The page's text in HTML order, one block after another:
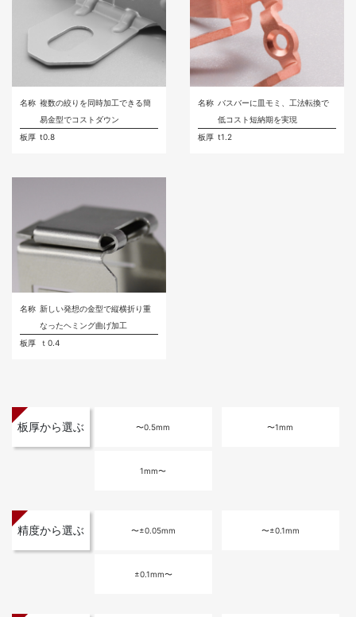
名称 複数の絞りを同時加工できる簡
易金型でコストダウン
板厚 t0.8
名称 バスバーに皿モミ、工法転換で
低コスト短納期を実現
板厚 t1.2
名称 新しい発想の金型で縦横折り重
なったヘミング曲げ加工
板厚
ｔ0.4
板厚から選ぶ 〜0.5mm 〜1mm
1mm〜
精度から選ぶ 〜±0.05mm 〜±0.1mm
±0.1mm〜